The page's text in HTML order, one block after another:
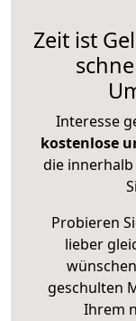
Zeit ist
Interesse
kostenlose
die
Probieren
lieber
geschulten
Ihrem